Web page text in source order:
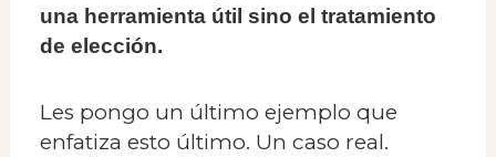
una herramienta útil sino el tratamiento
de elección.
Les pongo un último ejemplo que
enfatiza esto último. Un caso real.